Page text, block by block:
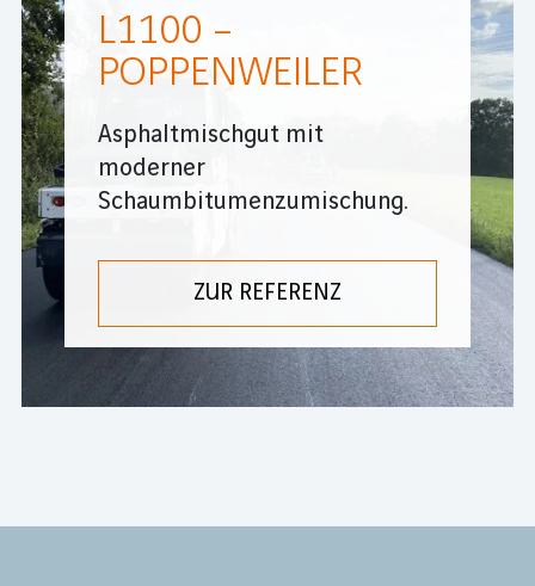
L1100 –
POPPENWEILER
Asphaltmischgut mit
moderner
Schaumbitumenzumischung.
ZUR REFERENZ